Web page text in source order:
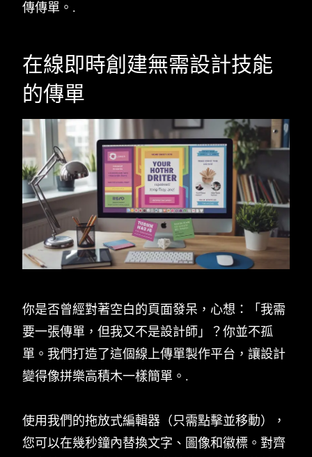
傳傳單。.
在線即時創建無需設計技能
的傳單
你是否曾經對著空白的頁面發呆，心想：「我需
要一張傳單，但我又不是設計師」？你並不孤
單。我們打造了這個線上傳單製作平台，讓設計
變得像拼樂高積木一樣簡單。.
使用我們的拖放式編輯器（只需點擊並移動），
您可以在幾秒鐘內替換文字、圖像和徽標。對齊